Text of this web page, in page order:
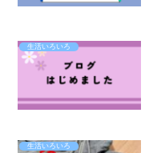
生活いろいろ
生活いろいろ